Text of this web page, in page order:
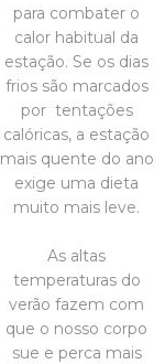
para combater o
calor habitual da
estação. Se os dias
frios são marcados
por tentações
calóricas, a estação
mais quente do ano
exige uma dieta
muito mais leve.
As altas
temperaturas do
verão fazem com
que o nosso corpo
sue e perca mais